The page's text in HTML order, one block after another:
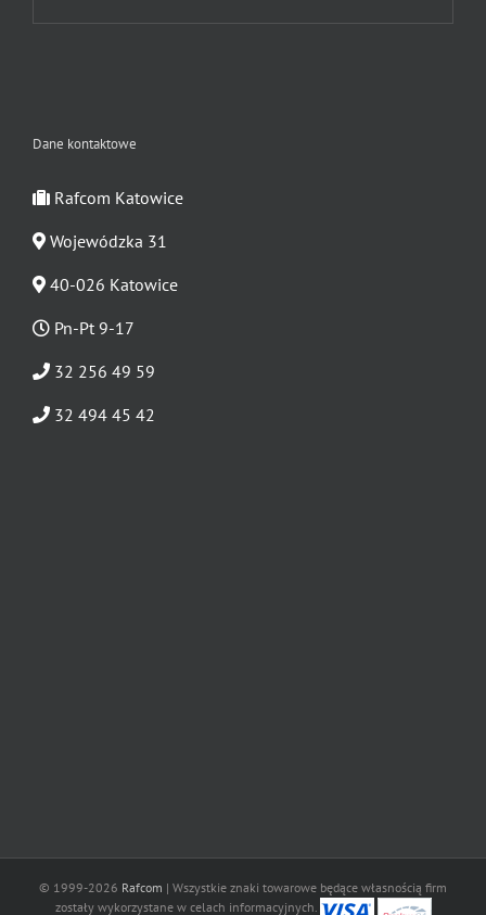
Dane kontaktowe
Rafcom Katowice
Wojewódzka 31
40-026 Katowice
Pn-Pt 9-17
32 256 49 59
32 494 45 42
© 1999-2026 Rafcom | Wszystkie znaki towarowe będące własnością firm
zostały wykorzystane w celach informacyjnych.